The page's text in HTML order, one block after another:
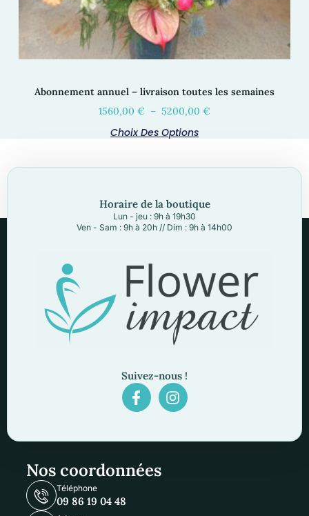
Abonnement annuel – livraison toutes les semaines
1560,00 € – 5200,00 €
Choix Des Options
Suivez-nous !
Horaire de la boutique
Lun - jeu : 9h à 19h30
Ven - Sam : 9h à 20h // Dim : 9h à 14h00
Nos coordonnées
Téléphone
09 86 19 04 48